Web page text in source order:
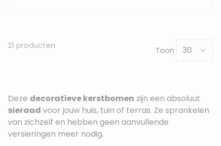
21 producten Toon
Deze decoratieve kerstbomen zijn een absoluut
sieraad voor jouw huis, tuin of terras. Ze sprankelen
van zichzelf en hebben geen aanvullende
versieringen meer nodig.